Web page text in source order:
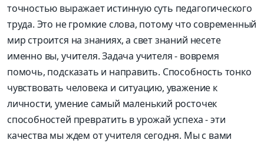
точностью выражает истинную суть педагогического
труда. Это не громкие слова, потому что современный
мир строится на знаниях, а свет знаний несете
именно вы, учителя. Задача учителя - вовремя
помочь, подсказать и направить. Способность тонко
чувствовать человека и ситуацию, уважение к
личности, умение самый маленький росточек
способностей превратить в урожай успеха - эти
качества мы ждем от учителя сегодня. Мы с вами